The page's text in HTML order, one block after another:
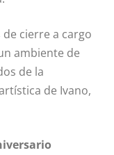
cierre a cargo
ambiente de
de la
de Ivano,